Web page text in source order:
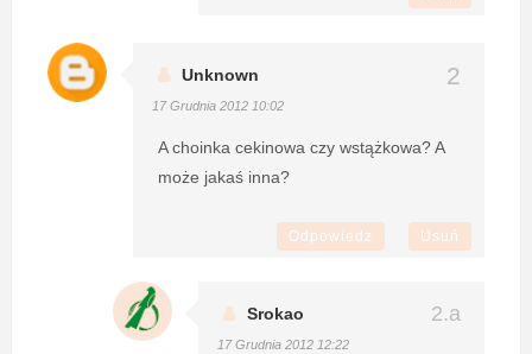
Unknown
17 Grudnia 2012 10:02
A choinka cekinowa czy wstążkowa? A
może jakaś inna?
Odpowiedz Usuń
Srokao
17 Grudnia 2012 12:22